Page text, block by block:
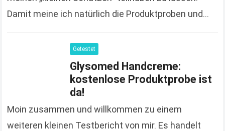
Damit meine ich natürlich die Produktproben und
Read moreGetestet
Glysomed Handcreme:
kostenlose Produktprobe ist
da!
Moin zusammen und willkommen zu einem
weiteren kleinen Testbericht von mir. Es handelt